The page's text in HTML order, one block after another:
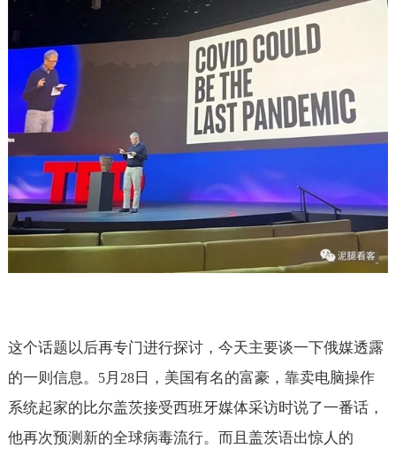
这个话题以后再专门进行探讨，今天主要谈一下俄媒透露
的一则信息。
5月 28日，美国有名的富豪，靠卖电脑操作
系统起家的比尔盖茨接受西班牙媒体采访时说了一番话，
他再次预测新的全球病毒流行。而且盖茨语出惊人的